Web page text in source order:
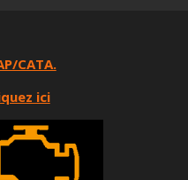
CATA.
ici